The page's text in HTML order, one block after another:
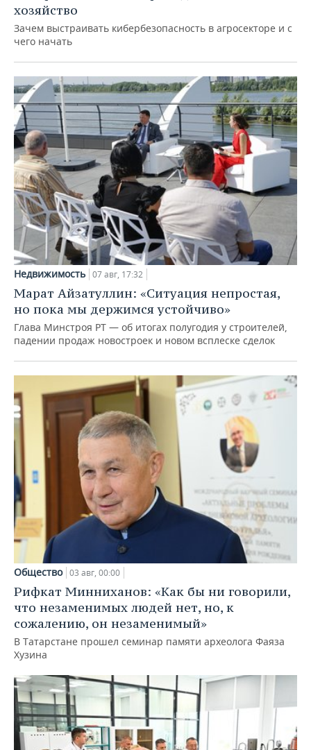
хозяйство
Зачем выстраивать кибербезопасность в агросекторе и с
чего начать
Недвижимость 07 авг, 17:32
Марат Айзатуллин: «Ситуация непростая,
но пока мы держимся устойчиво»
Глава Минстроя РТ — об итогах полугодия у строителей,
падении продаж новостроек и новом всплеске сделок
Общество 03 авг, 00:00
Рифкат Минниханов: «Как бы ни говорили,
что незаменимых людей нет, но, к
сожалению, он незаменимый»
В Татарстане прошел семинар памяти археолога Фаяза
Хузина